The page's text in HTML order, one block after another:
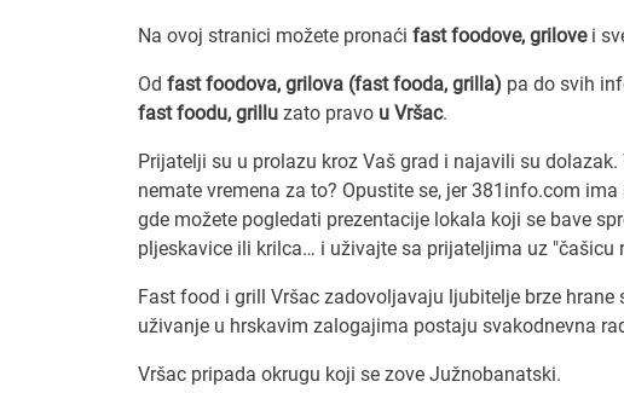
Na ovoj stranici možete pronaći fast foodove, grilovei
Od fast foodova, grilova (fast fooda, grilla) pa do svih
fast foodu, grillu zato pravo u Vršac.
Prijatelji su u prolazu kroz Vaš grad i najavili su
nemate vremena za to? Opustite se, jer 381info.com
gde možete pogledati prezentacije lokala koji se bave
pljeskavice ili krilca… i uživajte sa prijateljima uz "čašicu
Fast food i grill Vršac zadovoljavaju ljubitelje brze
uživanje u hrskavim zalogajima postaju svakodnevna
Vršac pripada okrugu koji se zove Južnobanatski.